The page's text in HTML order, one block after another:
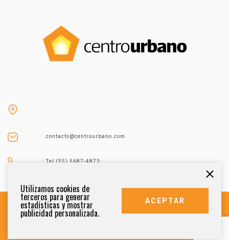
contacto@centrourbano.com
Tel (55) 5687-4873
Utilizamos cookies de
terceros para generar
estadísticas y mostrar
publicidad personalizada.
ACEPTAR